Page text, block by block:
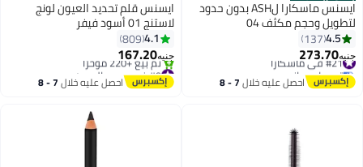
ايسنس ماسكارا لASH بدون حدود
لتطويل وحجم مكثف 04
4.5
137
جنيه273.70
#21 في ماسكارا
توصيل مجاني
#21 في ماسكارا احصل عليه خلال 7 - 8
4
ايسنس قلم تحديد العيون لونج
لاستنج 01 أسود فيفر
4.1
809
جنيه167.20
#9 في محدد العيون
توصيل مجاني
تم بيع +220 مؤخرًا
احصل عليه خلال 7 - 8